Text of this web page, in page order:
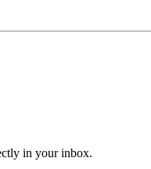
in your inbox.